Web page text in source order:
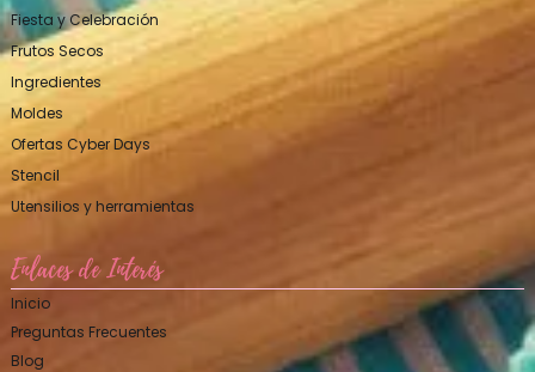
Fiesta y Celebración
Frutos Secos
Ingredientes
Moldes
Ofertas Cyber Days
Stencil
Utensilios y herramientas
Enlaces de Interés
Inicio
Preguntas Frecuentes
Blog